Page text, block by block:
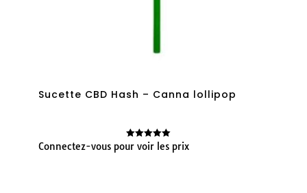
Sucette CBD Hash – Canna lollipop
Note
Connectez-vous pour voir les prix